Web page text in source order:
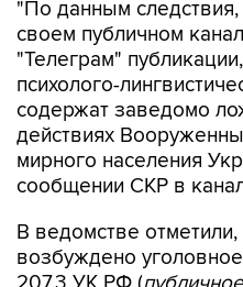
"Телеграм"
психолого-
содержат заведомо
действиях
мирного населения
сообщении СКР в
В ведомстве отметили,
207.3 УК РФ (
заведомо ложной